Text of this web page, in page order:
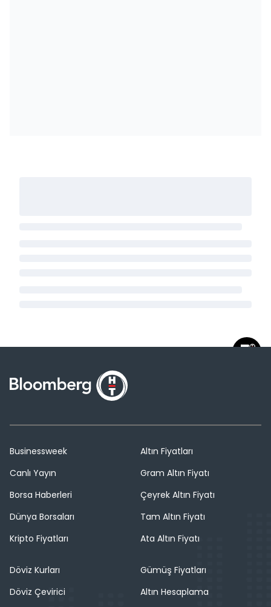
Businessweek
Canlı Yayın
Borsa Haberleri
Dünya Borsaları
Kripto Fiyatları
Altın Fiyatları
Gram Altın Fiyatı
Çeyrek Altın Fiyatı
Tam Altın Fiyatı
Ata Altın Fiyatı
Döviz Kurları
Döviz Çevirici
Gümüş Fiyatları
Altın Hesaplama